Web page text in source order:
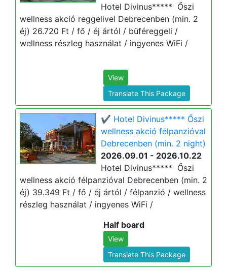
Hotel Divinus***** Őszi
wellness akció reggelivel Debrecenben (min. 2
éj) 26.720 Ft / fő / éj ártól / büféreggeli /
wellness részleg használat / ingyenes WiFi /
View
Translate This Package
✔️ Hotel Divinus***** Őszi
wellness akció félpanzióval
Debrecenben (min. 2 night)
2026.09.01 - 2026.10.22
Hotel Divinus***** Őszi
wellness akció félpanzióval Debrecenben (min. 2
éj) 39.349 Ft / fő / éj ártól / félpanzió / wellness
részleg használat / ingyenes WiFi /
Half board
View
Translate This Package